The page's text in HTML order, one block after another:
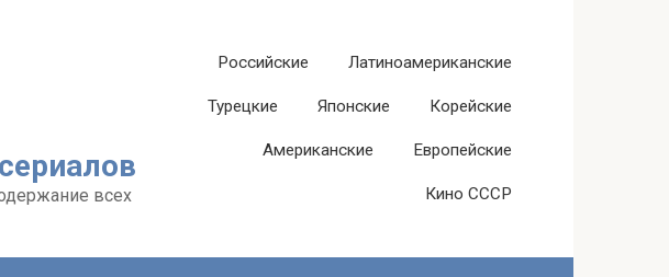
всех
Российские Латиноамериканские
Турецкие Японские Корейские
Американские Европейские
Кино СССР